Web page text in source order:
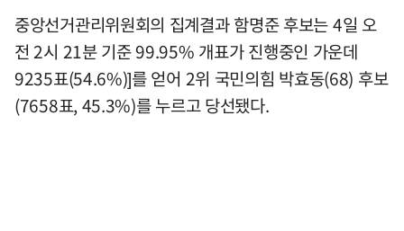
중앙선거관리위원회의 집계결과 함명준 후보는 4일 오
전 2시 21분 기준 99.95% 개표가 진행중인 가운데
9235표(54.6%)]를 얻어 2위 국민의힘 박효동(68) 후보
(7658표, 45.3%)를 누르고 당선됐다.